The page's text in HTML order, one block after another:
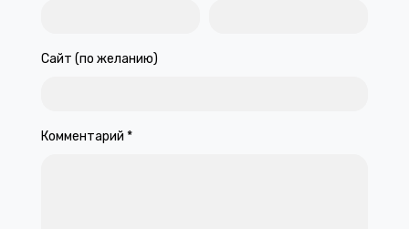
Сайт (по желанию)
Комментарий *